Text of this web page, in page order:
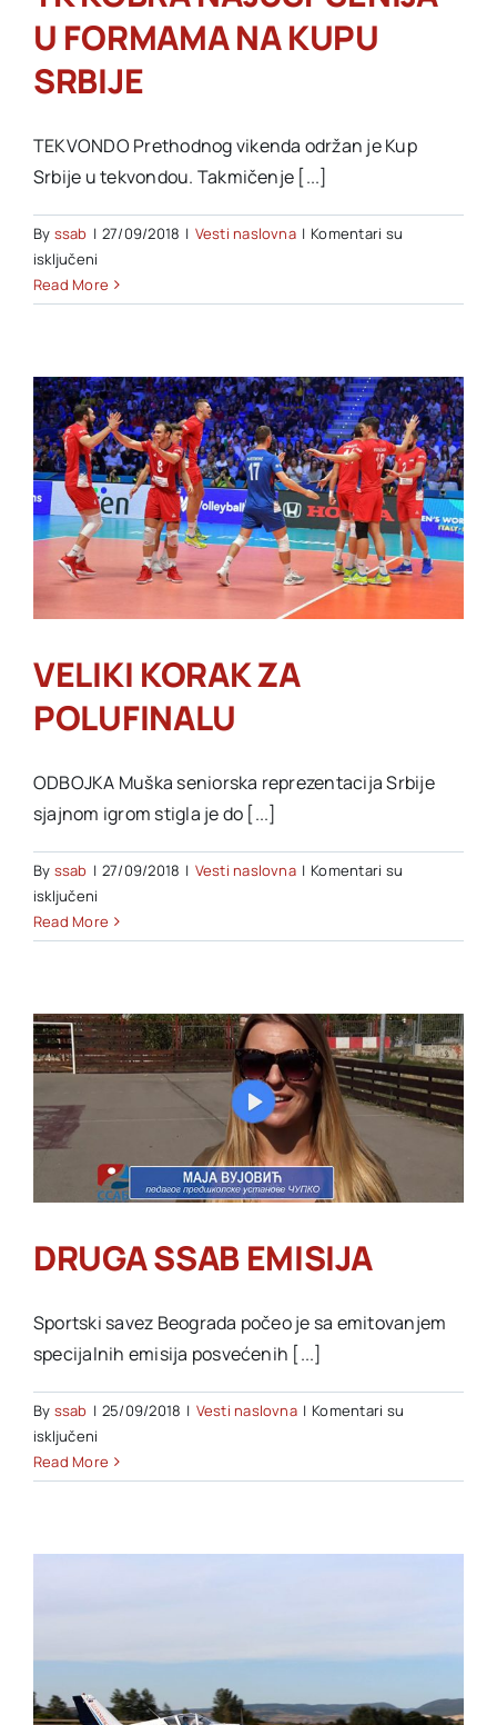
Akti SSAB
U FORMAMA NA KUPU
SRBIJE
TEKVONDO Prethodnog vikenda održan je Kup
Srbije u tekvondou. Takmičenje [...]
By ssab | 27/09/2018 | Vesti naslovna | Komentari su
isključeni
TK
KOBRA
FORMAMA
NA
KUPU
SRBIJE
Read More
VELIKI KORAK ZA
POLUFINALU
ODBOJKA Muška seniorska reprezentacija Srbije
sjajnom igrom stigla je do [...]
By ssab | 27/09/2018 | Vesti naslovna | Komentari su
isključeni
VELIKI
KORAK
Read More
DRUGA SSAB EMISIJA
Sportski savez Beograda počeo je sa emitovanjem
specijalnih emisija posvećenih [...]
By ssab | 25/09/2018 | Vesti naslovna | Komentari su
isključeni
DRUGA
SSAB
Read More